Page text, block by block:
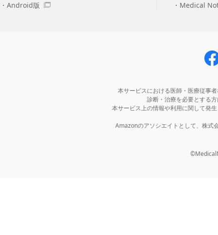
Android版
Medical
本サービスにおける医師・医療従事
診断・治療を必要とする
本サービス上の情報や利用に関して発
Amazonのアソシエイトとして、株式